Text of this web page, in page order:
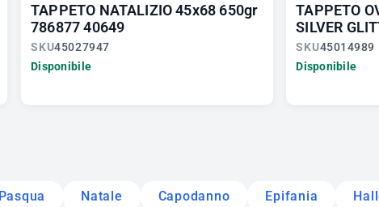
TAPPETO NATALIZIO 45x68 650gr
786877 40649
SKU45027947
Disponibile
TAPPETO
SILVER
SKU45014989
Disponibile
Pasqua Natale Capodanno Epifania